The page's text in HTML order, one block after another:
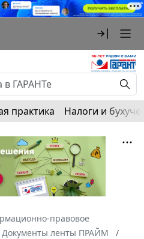
практика Налоги и
правовое
Документы ленты ПРАЙМ